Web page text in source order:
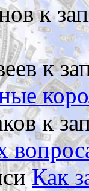
к
к
к
Как